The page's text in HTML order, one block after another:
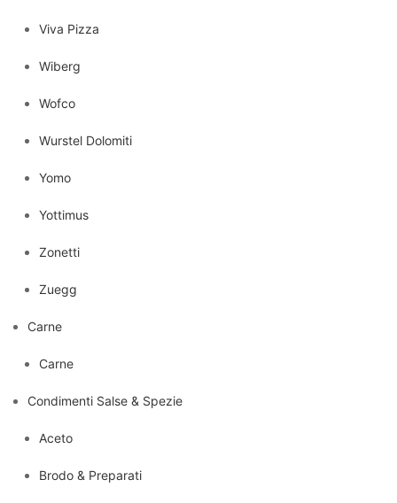
Viva Pizza
Wiberg
Wofco
Wurstel Dolomiti
Yomo
Yottimus
Zonetti
Zuegg
Carne
Carne
Condimenti Salse & Spezie
Aceto
Brodo & Preparati